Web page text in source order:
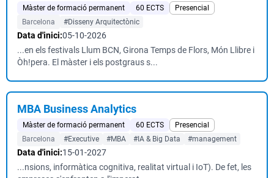
Màster de formació permanent 60 ECTS
Presencial
Barcelona
#Disseny Arquitectònic
Data d'inici:05-10-2026
...en els festivals Llum BCN, Girona Temps de Flors, Món Llibre i
Òh!pera. El màster i els postgraus s...
MBA Business Analytics
Màster de formació permanent 60 ECTS
Presencial
Barcelona
#Executive #MBA #IA & Big Data #management
Data d'inici:15-01-2027
...nsions, informàtica cognitiva, realitat virtual i IoT). De fet, les